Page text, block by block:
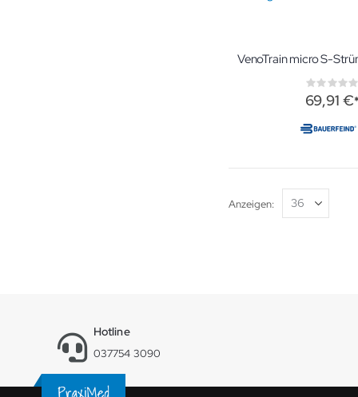
0%
69,91 €
Anzeigen
Hotline
037754 3090